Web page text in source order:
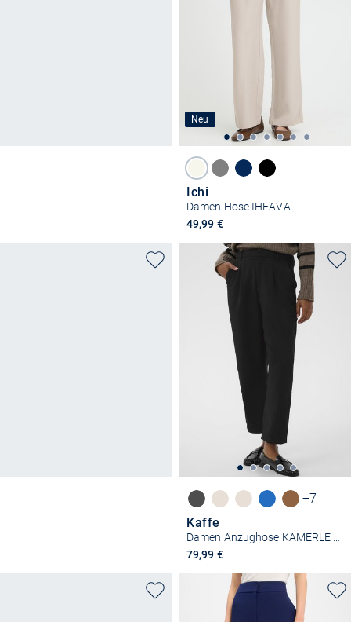
Neu
Ichi
Damen Hose IHFAVA
49,99 €
+7
Kaffe
79,99 €